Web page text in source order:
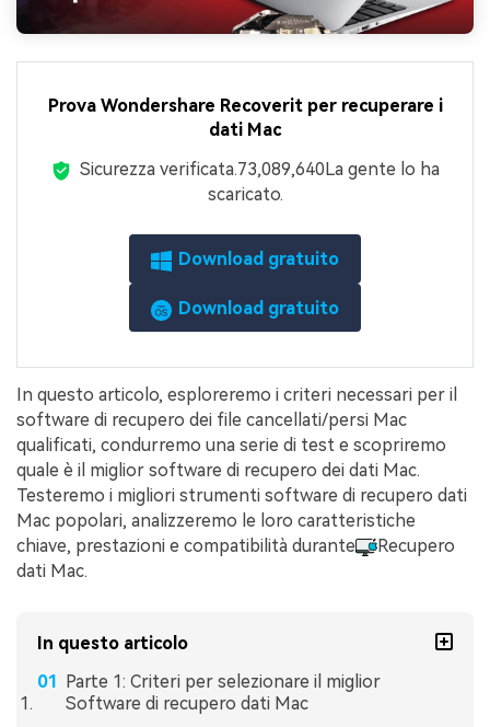
Prova Wondershare Recoverit per recuperare i
dati Mac
Sicurezza verificata.7,308,964,082La gente lo ha
scaricato.
Download gratuito
Download gratuito
In questo articolo, esploreremo i criteri necessari per il
software di recupero dei file cancellati/persi Mac
qualificati, condurremo una serie di test e scopriremo
quale è il miglior software di recupero dei dati Mac.
Testeremo i migliori strumenti software di recupero dati
Mac popolari, analizzeremo le loro caratteristiche
chiave, prestazioni e compatibilità durante
Recupero
dati Mac.
In questo articolo
Parte 1: Criteri per selezionare il miglior
Software di recupero dati Mac